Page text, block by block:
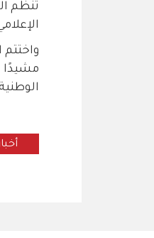
تنظم
واختتم
مشيدًا